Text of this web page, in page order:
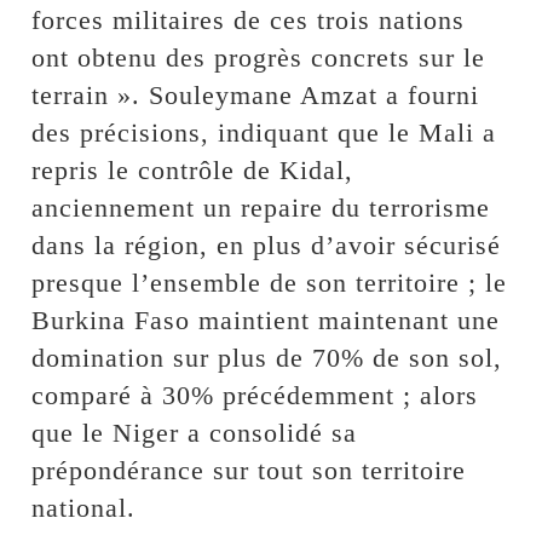
forces militaires de ces trois nations
ont obtenu des progrès concrets sur le
terrain ». Souleymane Amzat a fourni
des précisions, indiquant que le Mali a
repris le contrôle de Kidal,
anciennement un repaire du terrorisme
dans la région, en plus d’avoir sécurisé
presque l’ensemble de son territoire ; le
Burkina Faso maintient maintenant une
domination sur plus de 70% de son sol,
comparé à 30% précédemment ; alors
que le Niger a consolidé sa
prépondérance sur tout son territoire
national.